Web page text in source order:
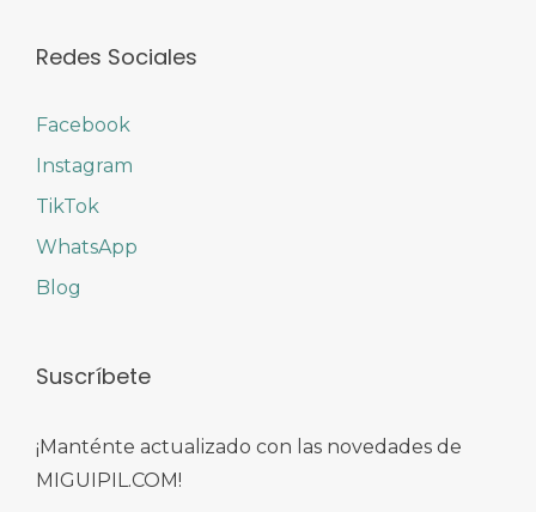
Redes Sociales
Facebook
Instagram
TikTok
WhatsApp
Blog
Suscríbete
¡Manténte actualizado con las novedades de
MIGUIPIL.COM!